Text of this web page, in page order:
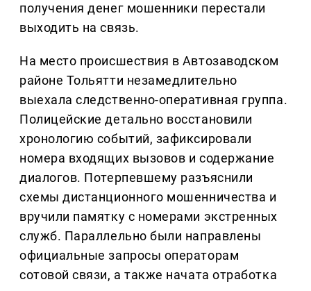
получения денег мошенники перестали
выходить на связь.
На место происшествия в Автозаводском
районе Тольятти незамедлительно
выехала следственно-оперативная группа.
Полицейские детально восстановили
хронологию событий, зафиксировали
номера входящих вызовов и содержание
диалогов. Потерпевшему разъяснили
схемы дистанционного мошенничества и
вручили памятку с номерами экстренных
служб. Параллельно были направлены
официальные запросы операторам
сотовой связи, а также начата отработка